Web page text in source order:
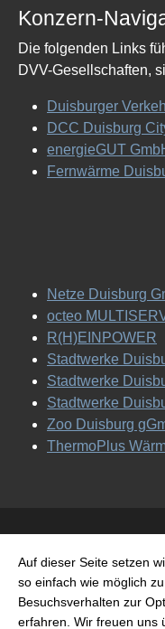
Konzern-
Die folgenden Links
DVV-Gesellschaften,
Duisburger
DCC Duisburg
energieGUT
Fernwärme
Netze Duisburg
octeo
R(H)EINPOWER
Stadtwerke
Stadtwerke
Stadtwerke
Zoo Duisburg
ThermoPlus
Disclaimer
Datenschutz
Barrierefreiheit
Auf dieser Seite setzen
so einfach wie möglich
Besuchsverhalten zur
erfahren. Wir freuen uns